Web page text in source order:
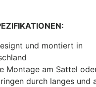
und montiert in
Montage am Sattel
durch langes und